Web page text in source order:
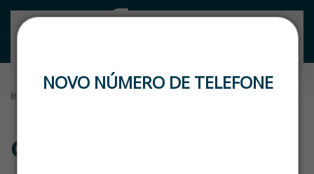
NOVO NÚMERO DE TELEFONE
Início
Checklist completo